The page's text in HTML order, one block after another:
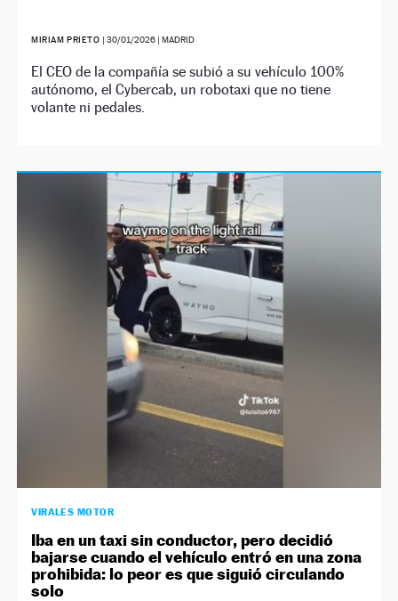
MIRIAM PRIETO | 30/01/2026| MADRID
El CEO de la compañía se subió a su vehículo 100%
autónomo, el Cybercab, un robotaxi que no tiene
volante ni pedales.
VIRALES MOTOR
Iba en un taxi sin conductor, pero decidió
bajarse cuando el vehículo entró en una zona
prohibida: lo peor es que siguió circulando
solo